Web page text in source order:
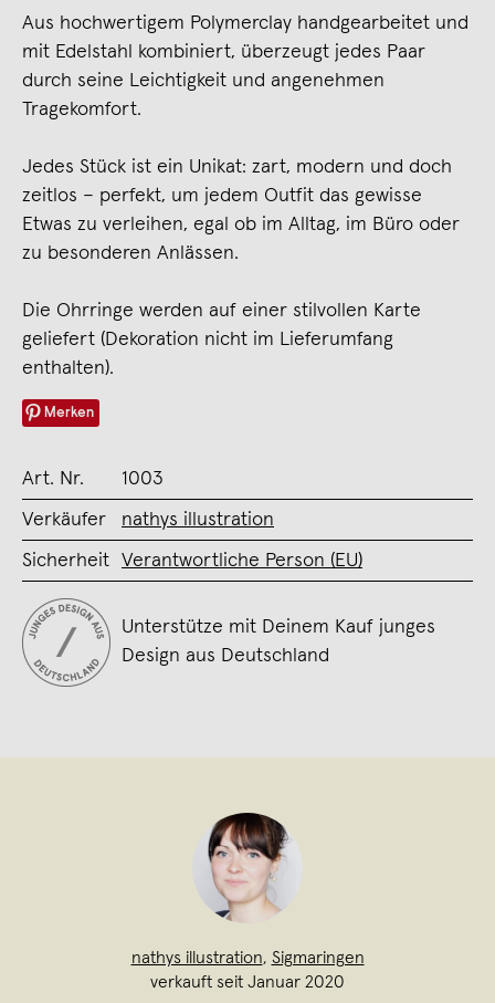
Aus hochwertigem Polymerclay handgearbeitet und
mit Edelstahl kombiniert, überzeugt jedes Paar
durch seine Leichtigkeit und angenehmen
Tragekomfort.
Jedes Stück ist ein Unikat: zart, modern und doch
zeitlos – perfekt, um jedem Outfit das gewisse
Etwas zu verleihen, egal ob im Alltag, im Büro oder
zu besonderen Anlässen.
Die Ohrringe werden auf einer stilvollen Karte
geliefert (Dekoration nicht im Lieferumfang
enthalten).
Merken
Art. Nr. 1003
Verkäufer nathys illustration
Sicherheit Verantwortliche Person (EU)
Unterstütze mit Deinem Kauf junges
Design aus Deutschland
nathys illustration, Sigmaringen
verkauft seit Januar 2020